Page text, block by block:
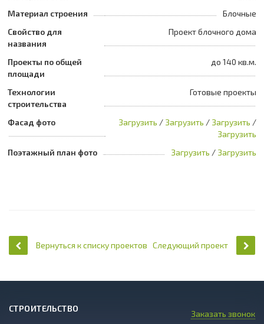
Материал строения
Блочные
Свойство для
названия
Проект блочного дома
Проекты по общей
площади
до 140 кв.м.
Технологии
строительства
Готовые проекты
Фасад фото Загрузить / Загрузить / Загрузить /
Загрузить
Поэтажный план фото
Загрузить / Загрузить
Вернуться к списку проектов Следующий проект
СТРОИТЕЛЬСТВО
Заказать звонок